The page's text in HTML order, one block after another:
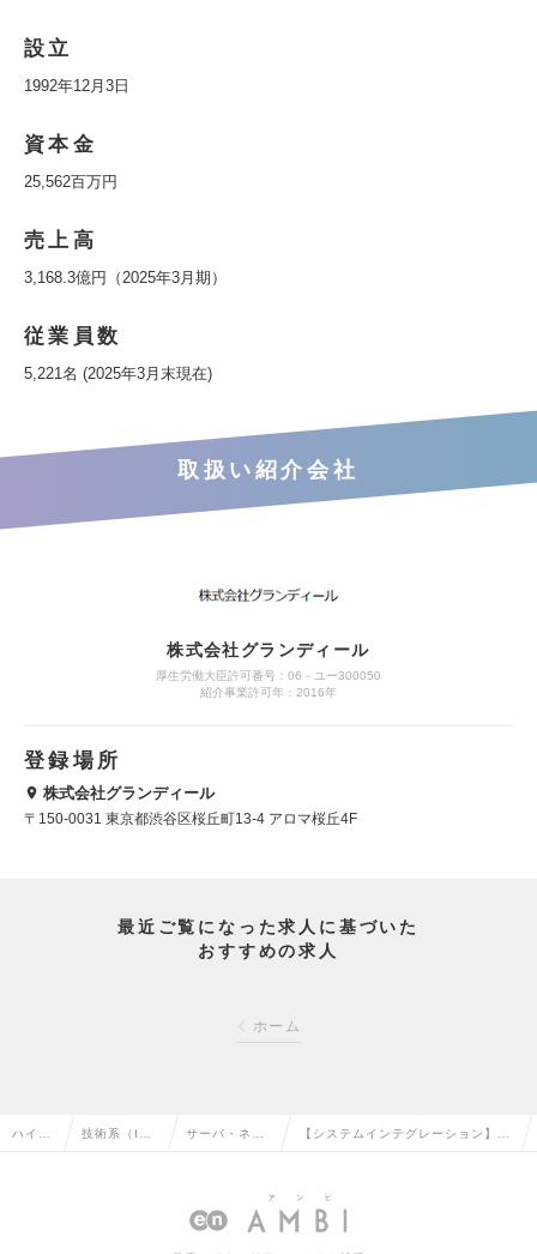
設立
1992年12月3日
資本金
25,562百万円
売上高
3,168.3億円（2025年3月期）
従業員数
5,221名 (2025年3月末現在)
取扱い紹介会社
株式会社グランディール
厚生労働大臣許可番号：06－ユー300050
紹介事業許可年：2016年
登録場所
株式会社グランディール
〒150-0031 東京都渋谷区桜丘町13-4 アロマ桜丘4F
最近ご覧になった求人に基づいた
おすすめの求人
ホーム
ハイク 技術系（I サーバ・ネッ
ジニアの転職
【システムインテグレーション】シ
リケーション）の求人情報